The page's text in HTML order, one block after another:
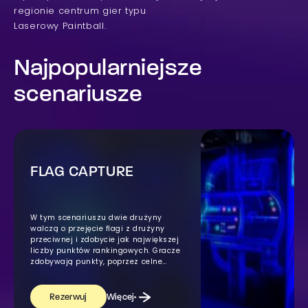
regionie centrum gier typu
Laserowy Paintball.
Najpopularniejsze
scenariusze
FLAG CAPTURE
W tym scenariuszu dwie drużyny
walczą o przejęcie flagi z drużyny
przeciwnej i zdobycie jak największej
liczby punktów rankingowych. Gracze
zdobywają punkty, poprzez celne
celnych trafień) lub przejęcie flagi.
Aby zdobyć flagę musisz zbliżyć się
Rezerwuj Więcej